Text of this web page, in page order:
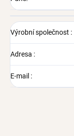
Výrobní společnost :
Adresa :
E-mail :